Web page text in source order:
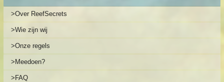
>Over ReefSecrets
>Wie zijn wij
>Onze regels
>Meedoen?
>FAQ